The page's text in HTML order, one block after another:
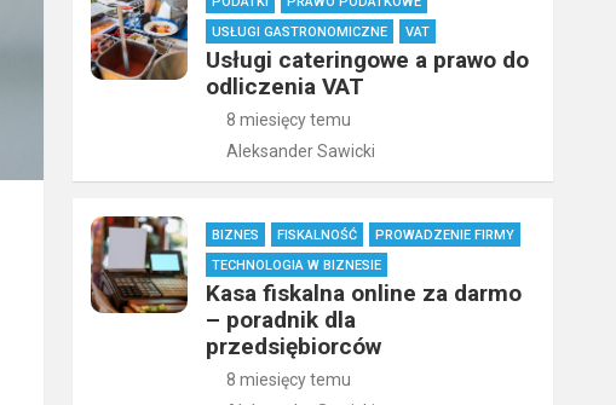
USŁUGI GASTRONOMICZNE
VAT
Usługi cateringowe a prawo do
odliczenia VAT
8 miesięcy temu
Aleksander Sawicki
BIZNES FISKALNOŚĆ
PROWADZENIE FIRMY
TECHNOLOGIA W BIZNESIE
Kasa fiskalna online za darmo
– poradnik dla
przedsiębiorców
8 miesięcy temu